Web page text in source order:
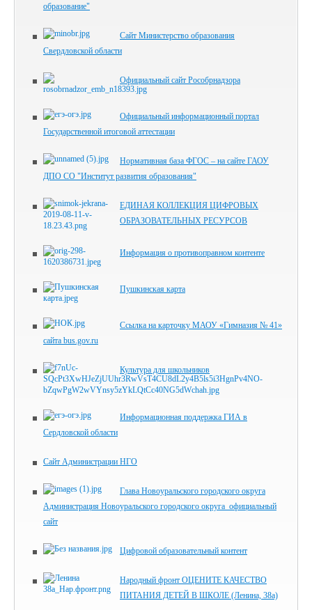
образование"
Сайт Министерство образования
Свердловской области
Официальный сайт Рособрнадзора
Официальный информационный портал
Государственной итоговой аттестации
Нормативная база ФГОС – на сайте ГАОУ
ДПО СО "Институт развития образования"
ЕДИНАЯ КОЛЛЕКЦИЯ ЦИФРОВЫХ
ОБРАЗОВАТЕЛЬНЫХ РЕСУРСОВ
Информация о противоправном контенте
Пушкинская карта
Ссылка на карточку МАОУ «Гимназия № 41»
сайта bus.gov.ru
Культура для школьников
Информационная поддержка ГИА в
Сердловской области
Сайт Администрации НГО
Глава Новоуральского городского округа
Администрация Новоуральского городского округа_официальный
сайт
Цифровой образовательный контент
Народный фронт ОЦЕНИТЕ КАЧЕСТВО
ПИТАНИЯ ДЕТЕЙ В ШКОЛЕ (Ленина, 38а)